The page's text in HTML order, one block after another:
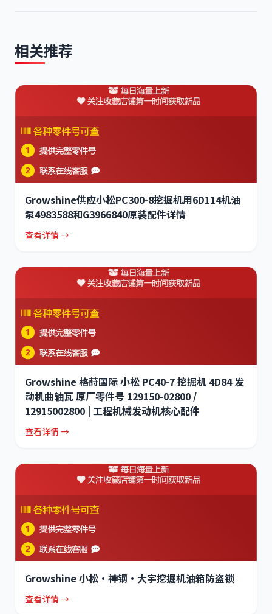
相关推荐
Growshine供应小松PC300-8挖掘机用6D114机油
泵4983588和G3966840原装配件详情
查看详情 →
Growshine 格莳国际 小松 PC40-7 挖掘机 4D84 发
动机曲轴瓦 原厂零件号 129150-02800 /
12915002800 | 工程机械发动机核心配件
查看详情 →
Growshine 小松·神钢·大宇挖掘机油箱防盗锁
查看详情 →